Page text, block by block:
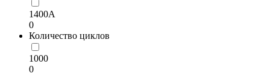
1400А
0
Количество циклов
1000
0